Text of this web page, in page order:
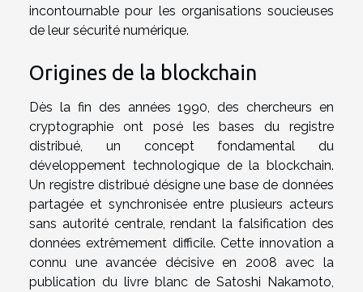
incontournable pour les organisations soucieuses
de leur sécurité numérique.
Origines de la blockchain
Dès la fin des années 1990, des chercheurs en
cryptographie ont posé les bases du registre
distribué, un concept fondamental du
développement technologique de la blockchain.
Un registre distribué désigne une base de données
partagée et synchronisée entre plusieurs acteurs
sans autorité centrale, rendant la falsification des
données extrêmement difficile. Cette innovation a
connu une avancée décisive en 2008 avec la
publication du livre blanc de Satoshi Nakamoto,